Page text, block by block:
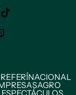
REFERÍNACIONAL
AGRO